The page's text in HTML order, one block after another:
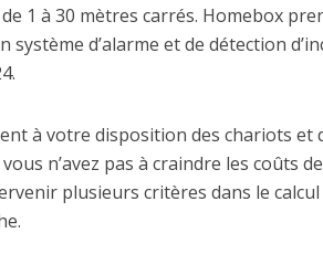
1 à 30 mètres carrés. Homebox
système d’alarme et de détection
à votre disposition des chariots
n’avez pas à craindre les coûts
plusieurs critères dans le